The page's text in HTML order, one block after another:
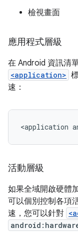
檢視畫面
應用程式層級
在 Android 資訊清
<application>
速：
<application
活動層級
如果全域開啟硬體
可以個別控制各項
速，您可以針對